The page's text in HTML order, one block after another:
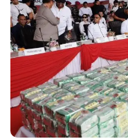
s
n
a
h
k
a
n
d
i
B
a